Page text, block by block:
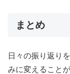
まとめ
日々の振り返り
みに変えること